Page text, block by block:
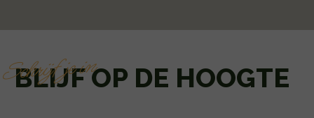
Schrijf je in
BLIJF OP DE HOOGTE